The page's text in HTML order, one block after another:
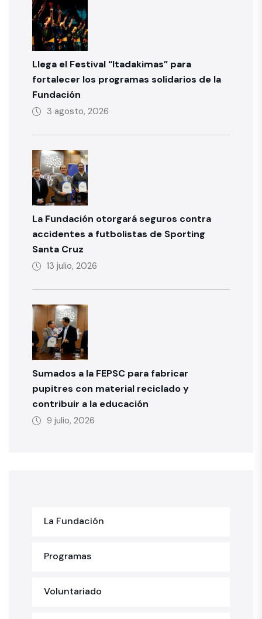
Llega el Festival “Itadakimas” para
fortalecer los programas solidarios de la
Fundación
3 agosto, 2026
La Fundación otorgará seguros contra
accidentes a futbolistas de Sporting
Santa Cruz
13 julio, 2026
Sumados a la FEPSC para fabricar
pupitres con material reciclado y
contribuir a la educación
9 julio, 2026
La Fundación
Programas
Voluntariado